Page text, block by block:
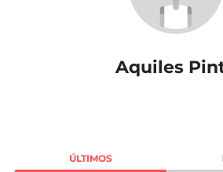
Sociedade
Negócios
Aquiles
ÚLTIMOS